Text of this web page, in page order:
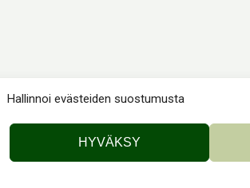
Hallinnoi evästeiden suostumusta
HYVÄKSY
Theme byOut the Box